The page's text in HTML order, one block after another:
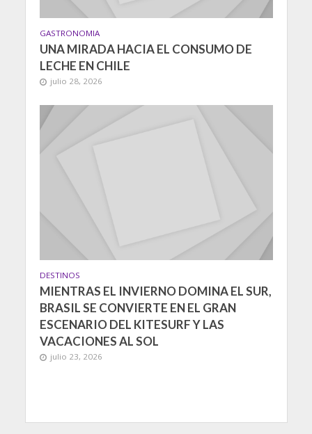
GASTRONOMIA
UNA MIRADA HACIA EL CONSUMO DE
LECHE EN CHILE
julio 28, 2026
DESTINOS
MIENTRAS EL INVIERNO DOMINA EL SUR,
BRASIL SE CONVIERTE EN EL GRAN
ESCENARIO DEL KITESURF Y LAS
VACACIONES AL SOL
julio 23, 2026